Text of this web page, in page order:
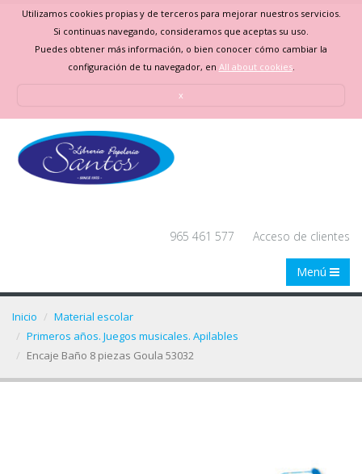
Utilizamos cookies propias y de terceros para mejorar nuestros servicios.
Si continuas navegando, consideramos que aceptas su uso.
Puedes obtener más información, o bien conocer cómo cambiar la
configuración de tu navegador, en All about cookies.
x
965 461 577 Acceso de clientes
Menú
Inicio
Material escolar
Primeros años. Juegos musicales. Apilables
Encaje Baño 8 piezas Goula 53032